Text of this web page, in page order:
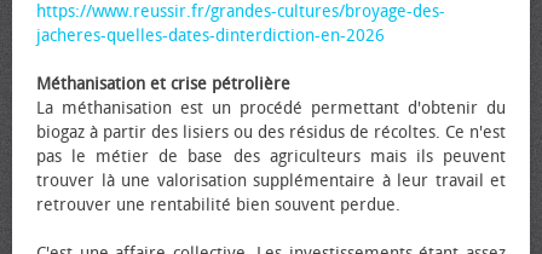
https://www.reussir.fr/grandes-cultures/broyage-des-
jacheres-quelles-dates-dinterdiction-en-2026
Méthanisation et crise pétrolière
La méthanisation est un procédé permettant d'obtenir du
biogaz à partir des lisiers ou des résidus de récoltes. Ce n'est
pas le métier de base des agriculteurs mais ils peuvent
trouver là une valorisation supplémentaire à leur travail et
retrouver une rentabilité bien souvent perdue.